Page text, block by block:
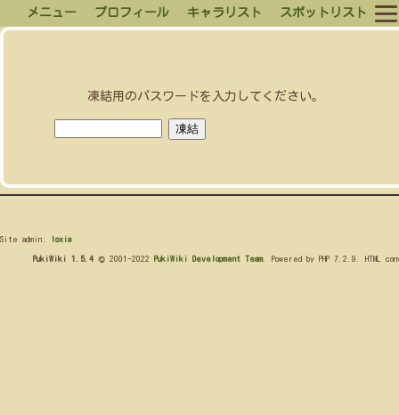
メニュー プロフィール キャラリスト スポットリスト
凍結用のパスワードを入力してください。
Site admin: loxia
PukiWiki 1.5.4 © 2001-2022 PukiWiki Development Team. Powered by PHP 7.2.9. HTML